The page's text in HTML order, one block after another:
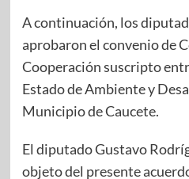
A continuación, los
aprobaron el convenio de
Cooperación suscripto
Estado de Ambiente y
Municipio de Caucete.
El diputado Gustavo
objeto del presente